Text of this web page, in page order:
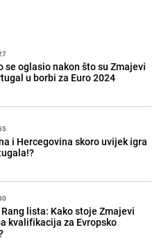
se oglasio nakon što su Zmajevi
u borbi za Euro 2024
i Hercegovina skoro uvijek igra
Rang lista: Kako stoje Zmajevi
kvalifikacija za Evropsko